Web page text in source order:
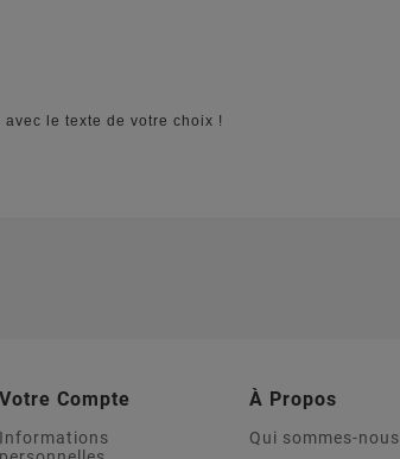
le texte de votre choix !
Votre Compte
Informations
À Propos
Qui sommes-nous